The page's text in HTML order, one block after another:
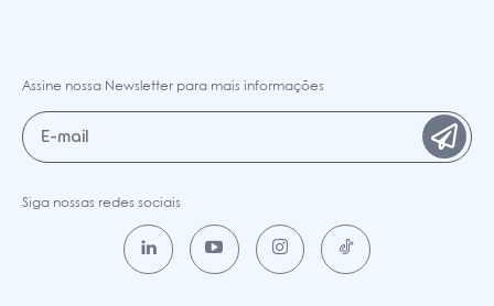
Assine nossa Newsletter para mais informações
Siga nossas redes sociais